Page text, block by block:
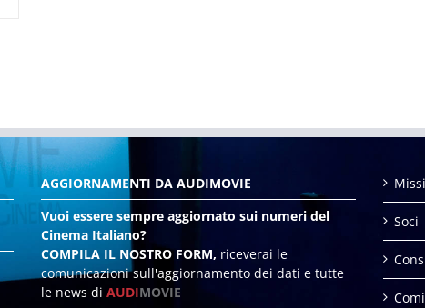
AGGIORNAMENTI DA AUDIMOVIE
Vuoi essere sempre aggiornato sui numeri del
Cinema Italiano?
COMPILA IL NOSTRO FORM, riceverai le
comunicazioni sull'aggiornamento dei dati e tutte
le news di AUDIMOVIE
Soci